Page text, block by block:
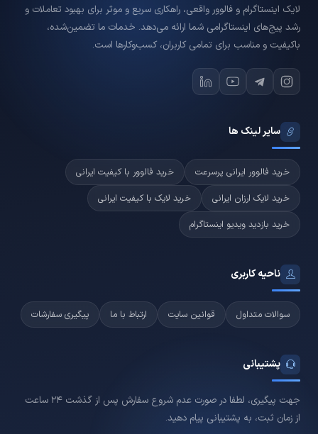
لایک اینستاگرام و فالوور واقعی، راهکاری سریع و موثر برای بهبود تعاملات و
رشد پیج‌های اینستاگرامی شما ارائه می‌دهد. خدمات ما تضمین‌شده،
باکیفیت و مناسب برای تمامی کاربران، کسب‌وکارها است.
سایر لینک ها
خرید فالوور ایرانی پرسرعت
خرید فالوور با کیفیت ایرانی
خرید لایک ارزان ایرانی
خرید لایک با کیفیت ایرانی
خرید بازدید ویدیو اینستاگرام
ناحیه کاربری
سوالات متداول قوانین سایت ارتباط با ما پیگیری سفارشات
پشتیبانی
جهت پیگیری، لطفا در صورت عدم شروع سفارش پس از گذشت 24 ساعت
از زمان ثبت، به پشتیبانی پیام دهید.